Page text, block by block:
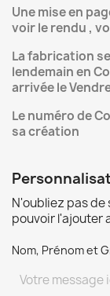
Une mise en
voir le rendu ,
La fabrication
lendemain en
arrivée le
Le numéro de
sa création
N'oubliez pas
pouvoir l'ajouter
Nom, Prénom et